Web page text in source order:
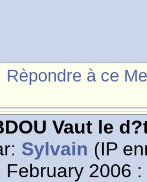
Rèpondre à ce
Vaut le
Sylvain (IP
February 2006